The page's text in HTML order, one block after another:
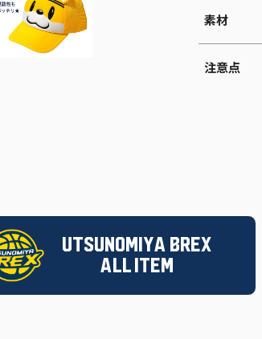
素材
注意点
UTSUNOMIYA BREX
ALL ITEM